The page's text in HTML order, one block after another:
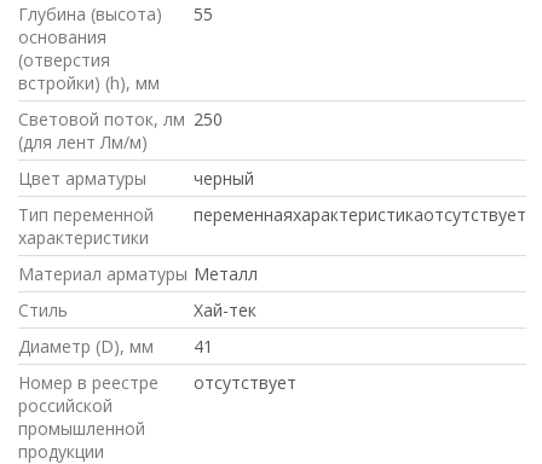
Глубина (высота)
основания
(отверстия
встройки) (h), мм
55
Световой поток, лм
(для лент Лм/м)
250
Цвет арматуры
черный
Тип переменной
характеристики
переменнаяхарактеристикаотсутствует
Материал арматуры Металл
Стиль
Хай-тек
Диаметр (D), мм
41
Номер в реестре
российской
промышленной
продукции
отсутствует